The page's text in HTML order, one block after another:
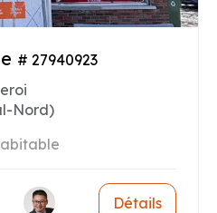
# 27940923
Nord)
Détails